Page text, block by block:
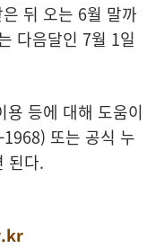
뒤 오는 6월 말까
다음달인 7월 1일
용 등에 대해 도움이
또는 공식 누
된다.